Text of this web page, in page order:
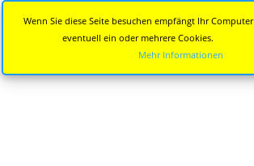
Wenn Sie diese Seite besuchen empfängt Ihr Computer
eventuell ein oder mehrere Cookies.
Mehr Informationen